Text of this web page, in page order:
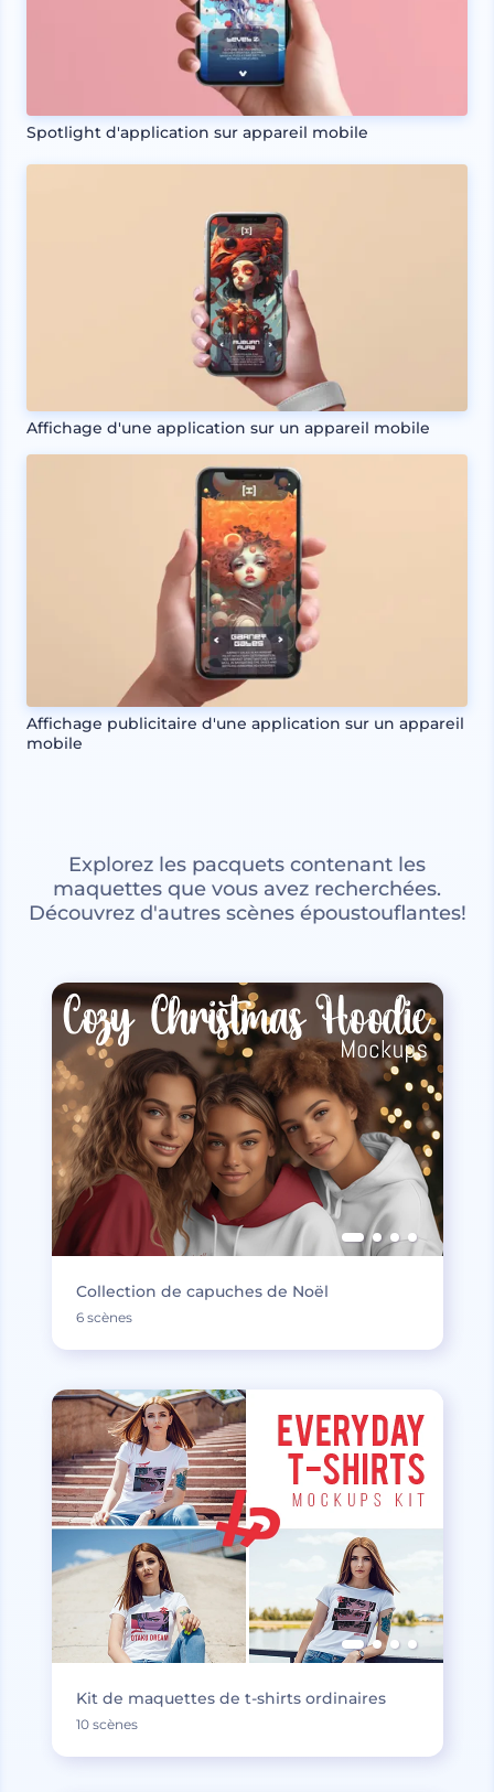
Spotlight d'application sur appareil mobile
Affichage d'une application sur un appareil mobile
Affichage publicitaire d'une application sur un appareil
mobile
Explorez les pacquets contenant les
maquettes que vous avez recherchées.
Découvrez d'autres scènes époustouflantes!
Collection de capuches de Noël
6 scènes
Kit de maquettes de t-shirts ordinaires
10 scènes